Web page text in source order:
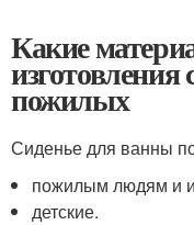
Какие
пожилых
Сиденье для ванны
пожилым людям и
детские.